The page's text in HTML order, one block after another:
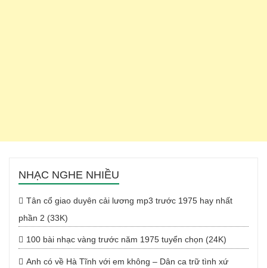
NHẠC NGHE NHIỀU
Tân cổ giao duyên cải lương mp3 trước 1975 hay nhất
phần 2 (33K)
100 bài nhạc vàng trước năm 1975 tuyển chọn (24K)
Anh có về Hà Tĩnh với em không – Dân ca trữ tình xứ